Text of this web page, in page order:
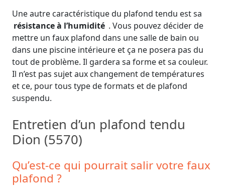
Une autre caractéristique du plafond tendu est sa
résistance à l’humidité . Vous pouvez décider de
mettre un faux plafond dans une salle de bain ou
dans une piscine intérieure et ça ne posera pas du
tout de problème. Il gardera sa forme et sa couleur.
Il n’est pas sujet aux changement de températures
et ce, pour tous type de formats et de plafond
suspendu.
Entretien d’un plafond tendu
Dion (5570)
Qu’est-ce qui pourrait salir votre faux
plafond ?